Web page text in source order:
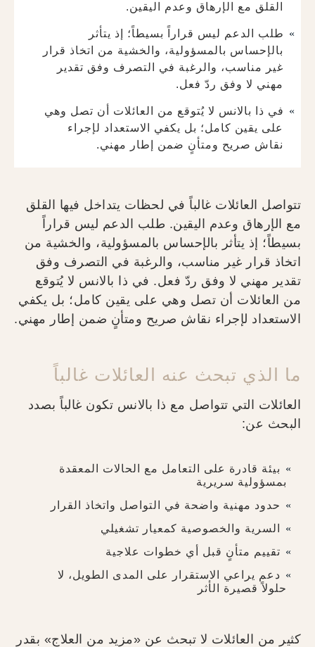
القلق مع الإرهاق وعدم اليقين.
طلب الدعم ليس قراراً بسيطاً؛ إذ يتأثر
بالإحساس بالمسؤولية، والخشية من اتخاذ قرار
غير مناسب، والرغبة في التصرف وفق تقدير
مهني لا وفق ردّ فعل.
في ذا بالانس لا يُتوقع من العائلات أن تصل وهي
على يقين كامل؛ بل يكفي الاستعداد لإجراء
نقاش صريح ومتأنٍ ضمن إطار مهني.
تتواصل العائلات غالباً في لحظات يتداخل فيها القلق
مع الإرهاق وعدم اليقين. طلب الدعم ليس قراراً
بسيطاً؛ إذ يتأثر بالإحساس بالمسؤولية، والخشية من
اتخاذ قرار غير مناسب، والرغبة في التصرف وفق
تقدير مهني لا وفق ردّ فعل. في ذا بالانس لا يُتوقع
من العائلات أن تصل وهي على يقين كامل؛ بل يكفي
الاستعداد لإجراء نقاش صريح ومتأنٍ ضمن إطار مهني.
ما الذي تبحث عنه العائلات غالباً
العائلات التي تتواصل مع ذا بالانس تكون غالباً بصدد
البحث عن:
بيئة قادرة على التعامل مع الحالات المعقدة
بمسؤولية سريرية
حدود مهنية واضحة في التواصل واتخاذ القرار
السرية والخصوصية كمعيار تشغيلي
تقييم متأنٍ قبل أي خطوات علاجية
دعم يراعي الاستقرار على المدى الطويل، لا
حلولاً قصيرة الأثر
كثير من العائلات لا تبحث عن «مزيد من العلاج» بقدر